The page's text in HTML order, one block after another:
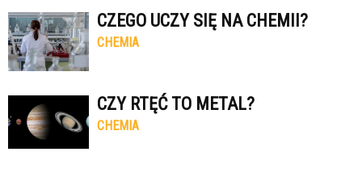
CZEGO UCZY SIĘ NA CHEMII?
CHEMIA
CZY RTĘĆ TO METAL?
CHEMIA